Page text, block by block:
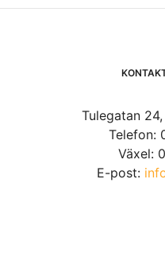
Tulegatan
Telefon:
Växel:
E-post: